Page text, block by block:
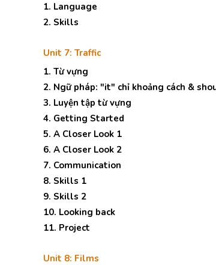
1. Language
2. Skills
Unit 7: Traffic
1. Từ vựng
2. Ngữ pháp: "it" chỉ khoảng cách &
3. Luyện tập từ vựng
4. Getting Started
5. A Closer Look 1
6. A Closer Look 2
7. Communication
8. Skills 1
9. Skills 2
10. Looking back
11. Project
Unit 8: Films